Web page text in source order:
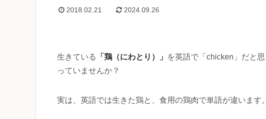
2018.02.21 2024.09.26
生きている 「鶏（にわとり）」
を英語で「chicken」だと思
っていませんか？
実は、英語では生きた鶏と、食用の鶏肉で単語が違います。